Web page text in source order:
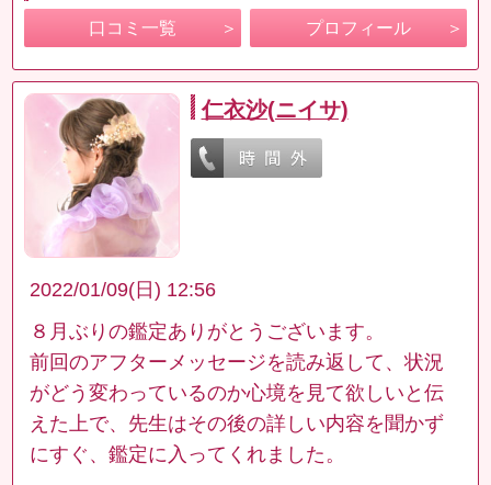
口コミ一覧 プロフィール
仁衣沙(ニイサ)
2022/01/09(日) 12:56
８月ぶりの鑑定ありがとうございます。
前回のアフターメッセージを読み返して、状況
がどう変わっているのか心境を見て欲しいと伝
えた上で、先生はその後の詳しい内容を聞かず
にすぐ、鑑定に入ってくれました。